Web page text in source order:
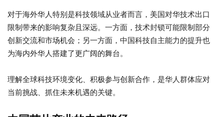
对于海外华人特别是科技领域从业者而言，美国对华技术出口
限制带来的影响复杂且深远。一方面，技术封锁可能限制部分
创新交流和市场机会；另一方面，中国科技自主能力的提升也
为海内外华人搭建了更广阔的舞台。
理解全球科技环境变化、积极参与创新合作，是华人群体应对
当前挑战、抓住未来机遇的关键。